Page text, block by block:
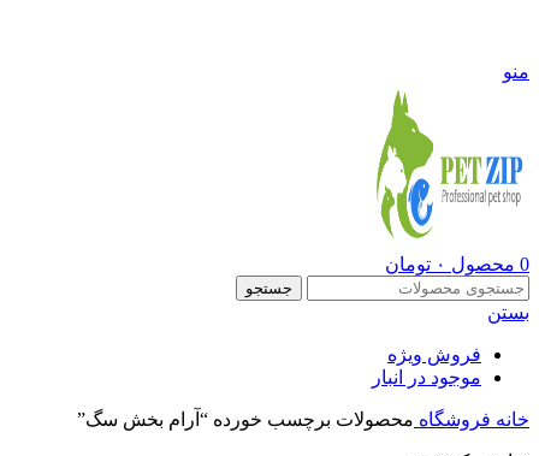
منو
0 محصول ۰ تومان
جستجو
بستن
فروش ویژه
موجود در انبار
خانه فروشگاه محصولات برچسب خورده “آرام بخش سگ”